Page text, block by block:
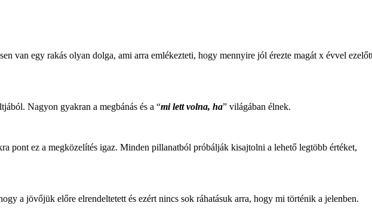
van egy rakás olyan dolga, ami arra emlékezteti, hogy mennyire jól érezte magát x évvel
Nagyon gyakran a megbánás és a “mi lett volna, ha” világában élnek.
pont ez a megközelítés igaz. Minden pillanatból próbálják kisajtolni a lehető legtöbb értéket,
a jövőjük előre elrendeltetett és ezért nincs sok ráhatásuk arra, hogy mi történik a jelenben.